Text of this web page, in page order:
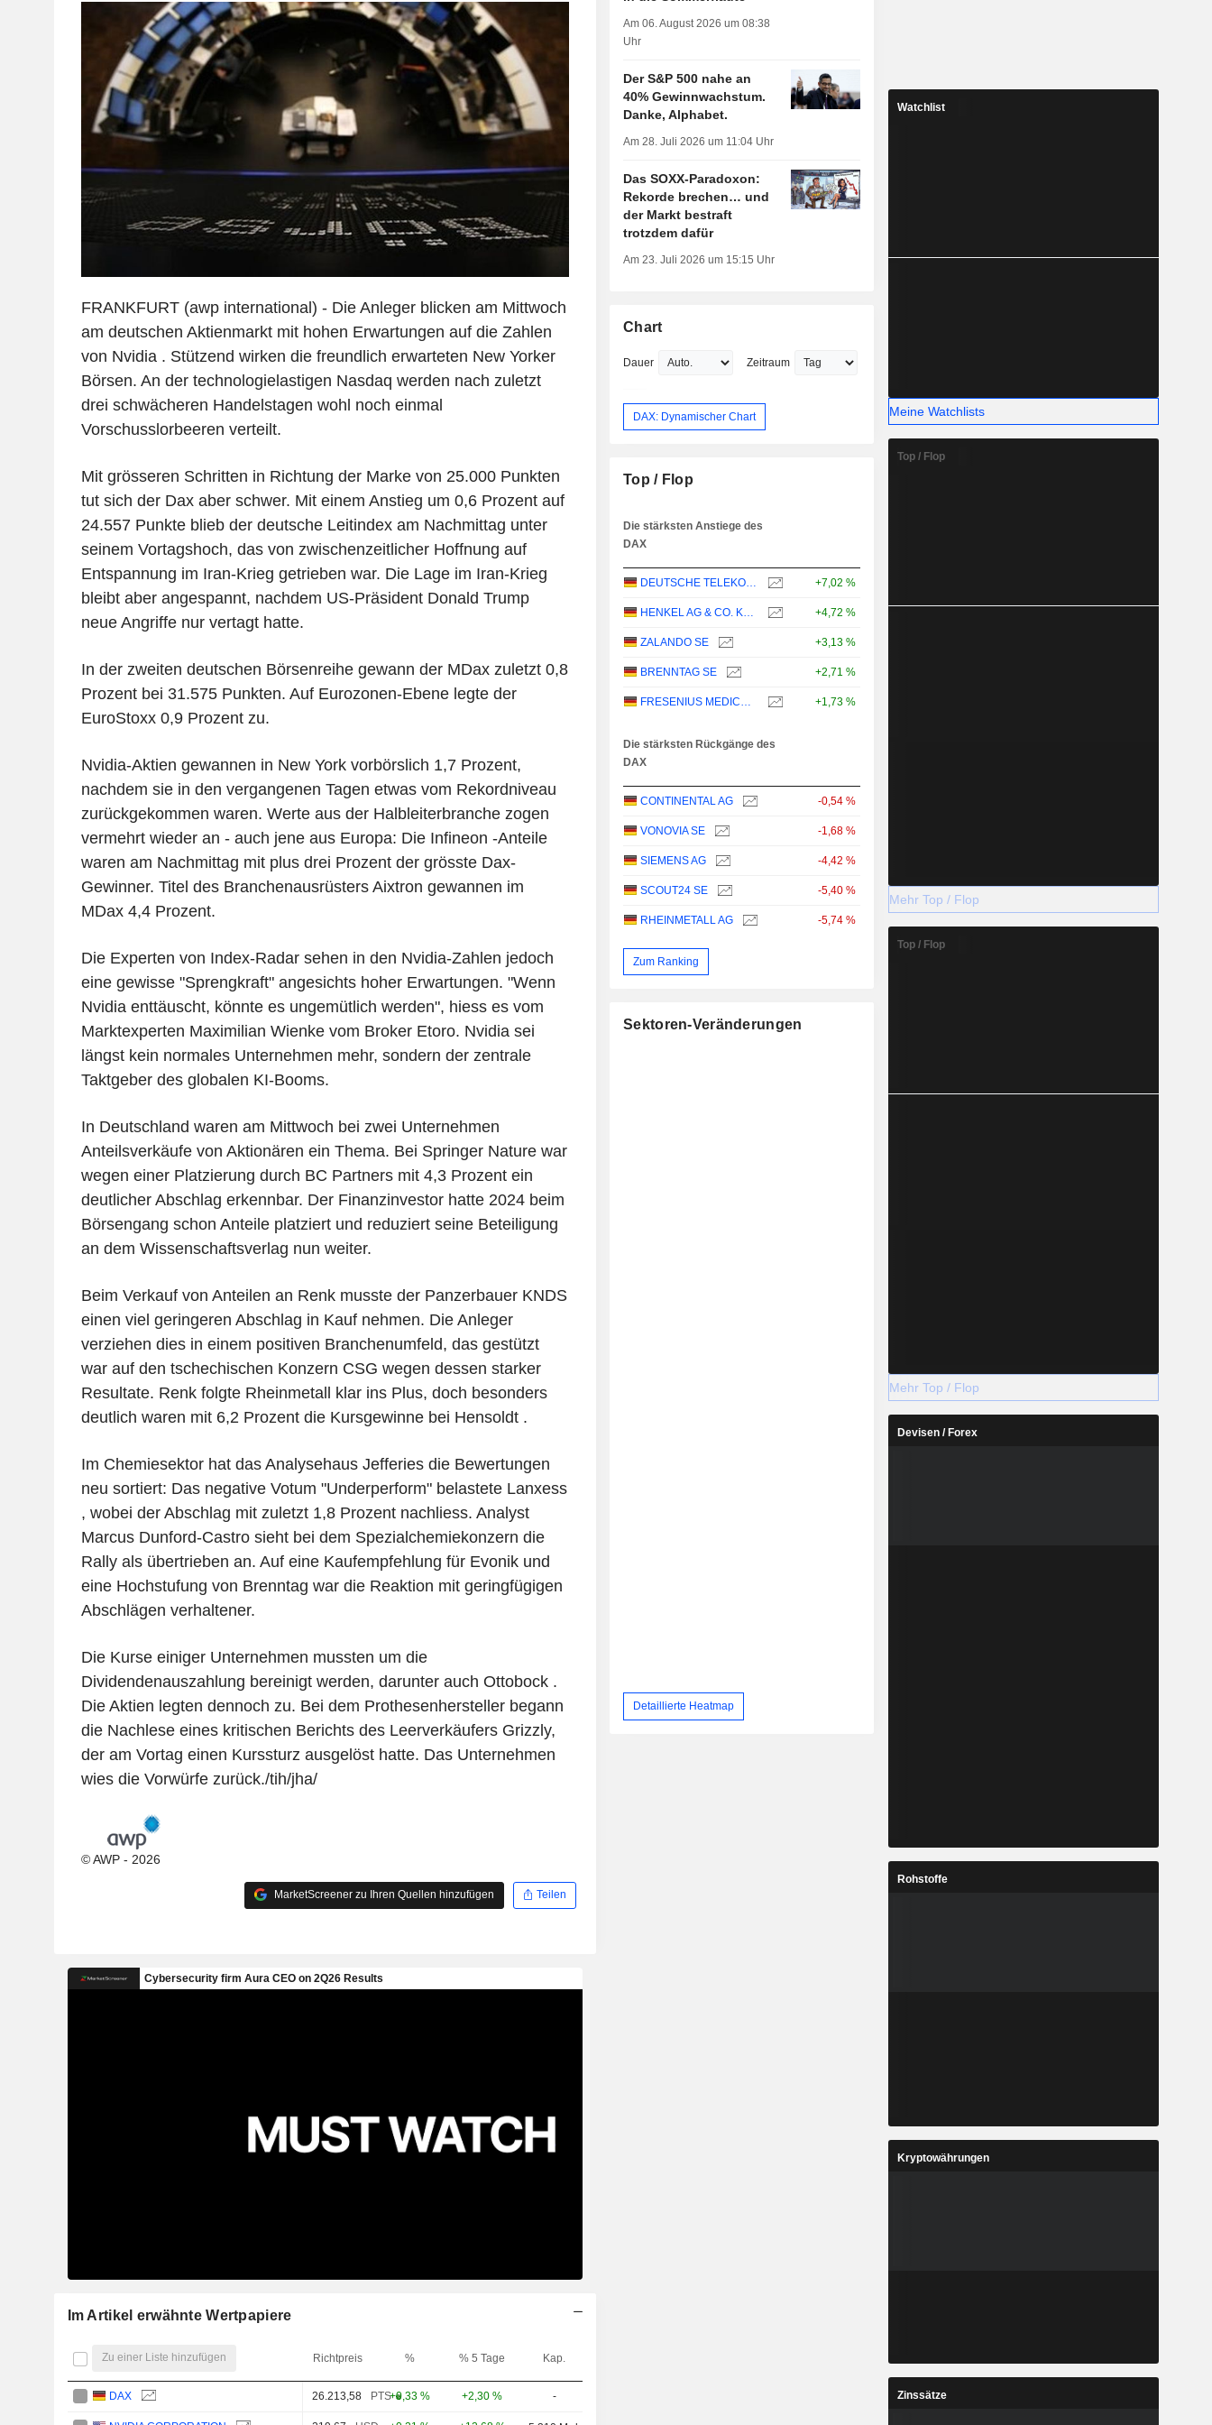
FRANKFURT (awp international) - Die Anleger blicken am Mittwoch
am deutschen Aktienmarkt mit hohen Erwartungen auf die Zahlen
von Nvidia . Stützend wirken die freundlich erwarteten New Yorker
Börsen. An der technologielastigen Nasdaq werden nach zuletzt
drei schwächeren Handelstagen wohl noch einmal
Vorschusslorbeeren verteilt.
Mit grösseren Schritten in Richtung der Marke von 25.000 Punkten
tut sich der Dax aber schwer. Mit einem Anstieg um 0,6 Prozent auf
24.557 Punkte blieb der deutsche Leitindex am Nachmittag unter
seinem Vortagshoch, das von zwischenzeitlicher Hoffnung auf
Entspannung im Iran-Krieg getrieben war. Die Lage im Iran-Krieg
bleibt aber angespannt, nachdem US-Präsident Donald Trump
neue Angriffe nur vertagt hatte.
In der zweiten deutschen Börsenreihe gewann der MDax zuletzt 0,8
Prozent bei 31.575 Punkten. Auf Eurozonen-Ebene legte der
EuroStoxx 0,9 Prozent zu.
Nvidia-Aktien gewannen in New York vorbörslich 1,7 Prozent,
nachdem sie in den vergangenen Tagen etwas vom Rekordniveau
zurückgekommen waren. Werte aus der Halbleiterbranche zogen
vermehrt wieder an - auch jene aus Europa: Die Infineon -Anteile
waren am Nachmittag mit plus drei Prozent der grösste Dax-
Gewinner. Titel des Branchenausrüsters Aixtron gewannen im
MDax 4,4 Prozent.
Die Experten von Index-Radar sehen in den Nvidia-Zahlen jedoch
eine gewisse "Sprengkraft" angesichts hoher Erwartungen. "Wenn
Nvidia enttäuscht, könnte es ungemütlich werden", hiess es vom
Marktexperten Maximilian Wienke vom Broker Etoro. Nvidia sei
längst kein normales Unternehmen mehr, sondern der zentrale
Taktgeber des globalen KI-Booms.
In Deutschland waren am Mittwoch bei zwei Unternehmen
Anteilsverkäufe von Aktionären ein Thema. Bei Springer Nature war
wegen einer Platzierung durch BC Partners mit 4,3 Prozent ein
deutlicher Abschlag erkennbar. Der Finanzinvestor hatte 2024 beim
Börsengang schon Anteile platziert und reduziert seine Beteiligung
an dem Wissenschaftsverlag nun weiter.
Beim Verkauf von Anteilen an Renk musste der Panzerbauer KNDS
einen viel geringeren Abschlag in Kauf nehmen. Die Anleger
verziehen dies in einem positiven Branchenumfeld, das gestützt
war auf den tschechischen Konzern CSG wegen dessen starker
Resultate. Renk folgte Rheinmetall klar ins Plus, doch besonders
deutlich waren mit 6,2 Prozent die Kursgewinne bei Hensoldt .
Im Chemiesektor hat das Analysehaus Jefferies die Bewertungen
neu sortiert: Das negative Votum "Underperform" belastete Lanxess
, wobei der Abschlag mit zuletzt 1,8 Prozent nachliess. Analyst
Marcus Dunford-Castro sieht bei dem Spezialchemiekonzern die
Rally als übertrieben an. Auf eine Kaufempfehlung für Evonik und
eine Hochstufung von Brenntag war die Reaktion mit geringfügigen
Abschlägen verhaltener.
Die Kurse einiger Unternehmen mussten um die
Dividendenauszahlung bereinigt werden, darunter auch Ottobock .
Die Aktien legten dennoch zu. Bei dem Prothesenhersteller begann
die Nachlese eines kritischen Berichts des Leerverkäufers Grizzly,
der am Vortag einen Kurssturz ausgelöst hatte. Das Unternehmen
wies die Vorwürfe zurück./tih/jha/
© AWP - 2026
MarketScreener zu Ihren Quellen hinzufügen Teilen
Im Artikel erwähnte Wertpapiere
Zu einer Liste hinzufügen Richtpreis % % 5 Tage Kap.
DAX 26.213,58 PTS+0,33 % +2,30 % -
Am 06. August 2026 um 08:38
Uhr
Der S&P 500 nahe an
40% Gewinnwachstum.
Danke, Alphabet.
Am 28. Juli 2026 um 11:04 Uhr
Das SOXX-Paradoxon:
Rekorde brechen… und
der Markt bestraft
trotzdem dafür
Am 23. Juli 2026 um 15:15 Uhr
Chart
Dauer Zeitraum
DAX: Dynamischer Chart
Top / Flop
Die stärksten Anstiege des
DAX
DEUTSCHE TELEKOM AG +7,02 %
HENKEL AG & CO. KGAA +4,72 %
ZALANDO SE +3,13 %
BRENNTAG SE +2,71 %
FRESENIUS MEDICAL CARE AG +1,73 %
Die stärksten Rückgänge des
DAX
CONTINENTAL AG -0,54 %
VONOVIA SE -1,68 %
SIEMENS AG -4,42 %
SCOUT24 SE -5,40 %
RHEINMETALL AG -5,74 %
Zum Ranking
Sektoren-Veränderungen
Detaillierte Heatmap
Watchlist
Meine Watchlists
Top / Flop
Mehr Top / Flop
Top / Flop
Mehr Top / Flop
Devisen / Forex
Rohstoffe
Kryptowährungen
Zinssätze